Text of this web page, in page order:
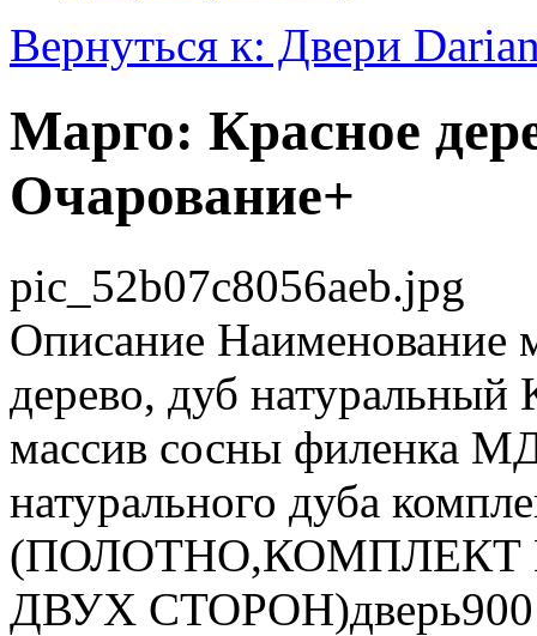
Вернуться к: Двери
Марго: Красное
Очарование+
pic_52b07c8056aeb.jpg
Описание Наименование
дерево, дуб натуральный
массив сосны филенка
натурального дуба
(ПОЛОТНО,КОМПЛЕКТ
ДВУХ СТОРОН)дверь900